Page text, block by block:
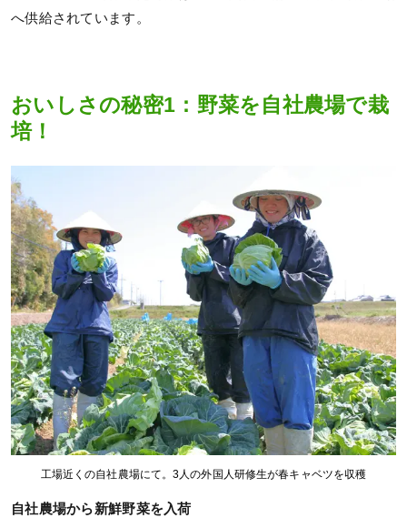
へ供給されています。
おいしさの秘密1：野菜を自社農場で栽
培！
工場近くの自社農場にて。3人の外国人研修生が春キャベツを収穫
自社農場から新鮮野菜を入荷